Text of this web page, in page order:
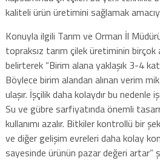
kaliteli ürün üretimini sağlamak
Konuyla ilgili Tarım ve Orman İl
topraksız tarım çilek üretiminin birçok
belirterek “Birim alana yaklaşık 3-4
Böylece birim alandan alınan verim
ulaşır. İşçilik daha kolaydır bu nedenle
Su ve gübre sarfiyatında önemli
kullanımı azalır. Bitkiler kontrollü bir
ve diğer gelişim evreleri daha kolay
sayesinde ürünün pazar değeri artar”